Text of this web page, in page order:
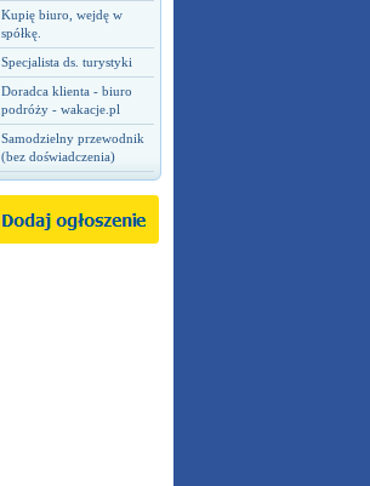
Kupię biuro, wejdę w
spółkę.
Specjalista ds. turystyki
Doradca klienta - biuro
podróży - wakacje.pl
Samodzielny przewodnik
(bez doświadczenia)